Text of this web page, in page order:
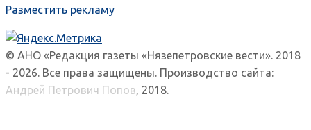
Разместить рекламу
© АНО «Редакция газеты «Нязепетровские вести». 2018
- 2026. Все права защищены. Производство сайта:
Андрей Петрович Попов, 2018.